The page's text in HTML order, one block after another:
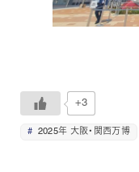
+3
2025年 大阪・関西万博